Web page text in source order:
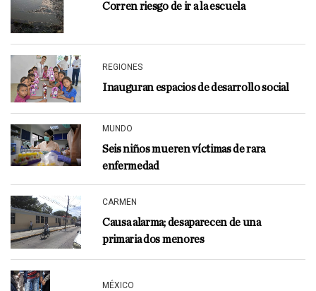
Corren riesgo de ir a la escuela
REGIONES
Inauguran espacios de desarrollo social
MUNDO
Seis niños mueren víctimas de rara
enfermedad
CARMEN
Causa alarma; desaparecen de una
primaria dos menores
MÉXICO